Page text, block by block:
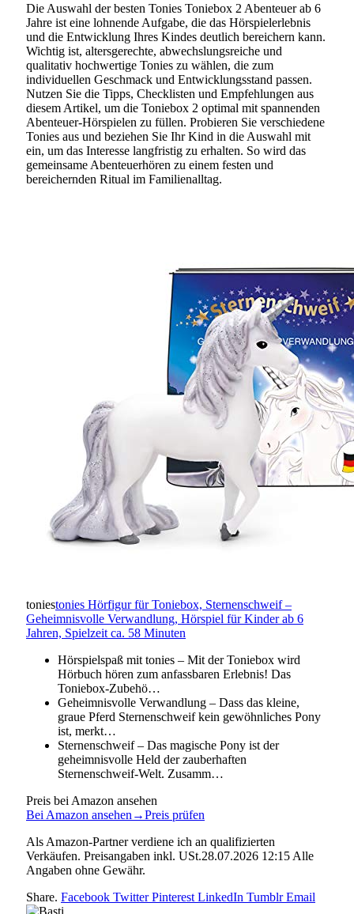
Die Auswahl der besten Tonies Toniebox 2 Abenteuer ab 6
Jahre ist eine lohnende Aufgabe, die das Hörspielerlebnis
und die Entwicklung Ihres Kindes deutlich bereichern kann.
Wichtig ist, altersgerechte, abwechslungsreiche und
qualitativ hochwertige Tonies zu wählen, die zum
individuellen Geschmack und Entwicklungsstand passen.
Nutzen Sie die Tipps, Checklisten und Empfehlungen aus
diesem Artikel, um die Toniebox 2 optimal mit spannenden
Abenteuer-Hörspielen zu füllen. Probieren Sie verschiedene
Tonies aus und beziehen Sie Ihr Kind in die Auswahl mit
ein, um das Interesse langfristig zu erhalten. So wird das
gemeinsame Abenteuerhören zu einem festen und
bereichernden Ritual im Familienalltag.
toniestonies Hörfigur für Toniebox, Sternenschweif –
Geheimnisvolle Verwandlung, Hörspiel für Kinder ab 6
Jahren, Spielzeit ca. 58 Minuten
Hörspielspaß mit tonies – Mit der Toniebox wird
Hörbuch hören zum anfassbaren Erlebnis! Das
Toniebox-Zubehö…
Geheimnisvolle Verwandlung – Dass das kleine,
graue Pferd Sternenschweif kein gewöhnliches Pony
ist, merkt…
Sternenschweif – Das magische Pony ist der
geheimnisvolle Held der zauberhaften
Sternenschweif-Welt. Zusamm…
Preis bei Amazon ansehen
Bei Amazon ansehen →Preis prüfen
Als Amazon-Partner verdiene ich an qualifizierten
Verkäufen. Preisangaben inkl. USt.28.07.2026 12:15 Alle
Angaben ohne Gewähr.
Share. Facebook Twitter Pinterest LinkedIn Tumblr Email